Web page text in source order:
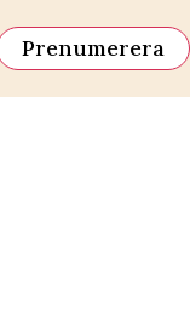
Prenumerera